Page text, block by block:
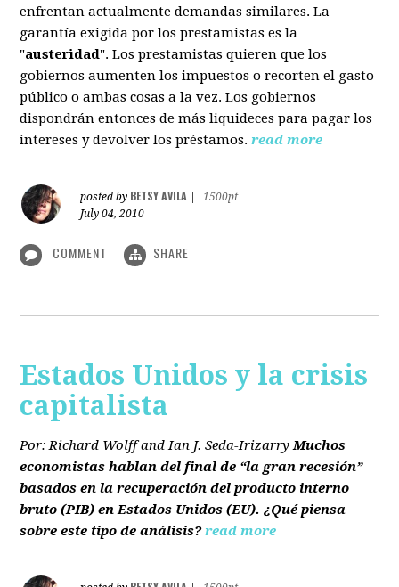
enfrentan actualmente demandas similares. La
garantía exigida por los prestamistas es la
"austeridad". Los prestamistas quieren que los
gobiernos aumenten los impuestos o recorten el gasto
público o ambas cosas a la vez. Los gobiernos
dispondrán entonces de más liquideces para pagar los
intereses y devolver los préstamos. read more
posted by BETSY AVILA
1500pt
July 04, 2010
COMMENT SHARE
Estados Unidos y la crisis
capitalista
Por: Richard Wolff and Ian J. Seda-Irizarry Muchos
economistas hablan del final de “la gran recesión”
basados en la recuperación del producto interno
bruto(PIB)en Estados Unidos(EU). ¿Qué piensa
sobre este tipo de análisis? read more